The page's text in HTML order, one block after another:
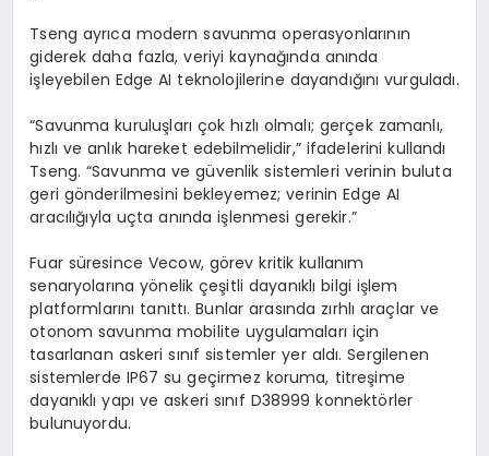
Tseng ayrıca modern savunma operasyonlarının
giderek daha fazla, veriyi kaynağında anında
işleyebilen Edge AI teknolojilerine dayandığını vurguladı.
“Savunma kuruluşları çok hızlı olmalı; gerçek zamanlı,
hızlı ve anlık hareket edebilmelidir,” ifadelerini kullandı
Tseng. “Savunma ve güvenlik sistemleri verinin buluta
geri gönderilmesini bekleyemez; verininEdge AI
aracılığıyla uçta anında işlenmesi gerekir.”
Fuar süresince Vecow, görev kritik kullanım
senaryolarına yönelik çeşitli dayanıklı bilgi işlem
platformlarını tanıttı. Bunlar arasında zırhlı araçlar ve
otonom savunma mobilite uygulamaları için
tasarlanan askeri sınıf sistemler yer aldı. Sergilenen
sistemlerde IP67su geçirmez koruma, titreşime
dayanıklı yapı ve askeri sınıf D38999 konnektörler
bulunuyordu.